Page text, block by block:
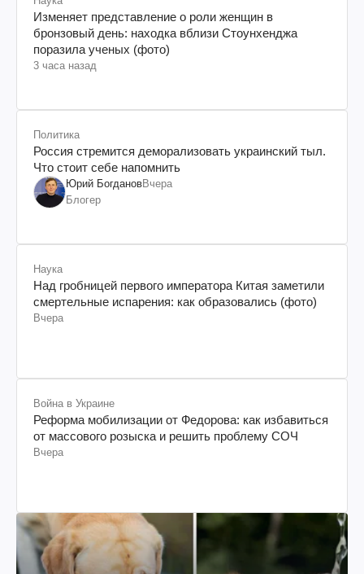
Изменяет представление о роли женщин в
бронзовый день: находка вблизи Стоунхенджа
поразила ученых (фото)
3 часа назад
Политика
Россия стремится деморализовать украинский тыл.
Что стоит себе напомнить
Юрий БогдановВчера
Блогер
Наука
Над гробницей первого императора Китая заметили
смертельные испарения: как образовались (фото)
Вчера
Война в Украине
Реформа мобилизации от Федорова: как избавиться
от массового розыска и решить проблему СОЧ
Вчера